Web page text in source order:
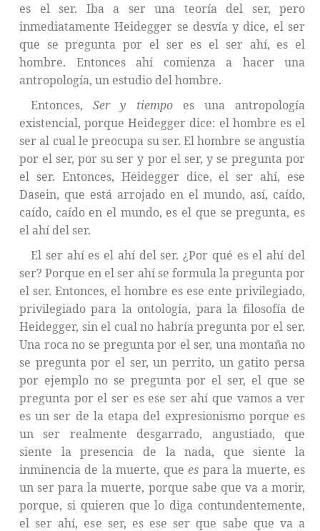
es el ser. Iba a ser una teoría del ser, pero
inmediatamente Heidegger se desvía y dice, el ser
que se pregunta por el ser es el ser ahí, es el
hombre. Entonces ahí comienza a hacer una
antropología, un estudio del hombre.
Entonces,Ser y tiempoes una antropología
existencial, porque Heidegger dice: el hombre es el
ser al cual le preocupa su ser. El hombre se angustia
por el ser, por su ser y por el ser, y se pregunta por
el ser. Entonces, Heidegger dice, el ser ahí, ese
Dasein, que está arrojado en el mundo, así, caído,
caído, caído en el mundo, es el que se pregunta, es
el ahí del ser.
El ser ahí es el ahí del ser. ¿Por qué es el ahí del
ser? Porque en el ser ahí se formula la pregunta por
el ser. Entonces, el hombre es ese ente privilegiado,
privilegiado para la ontología, para la filosofía de
Heidegger, sin el cual no habría pregunta por el ser.
Una roca no se pregunta por el ser, una montaña no
se pregunta por el ser, un perrito, un gatito persa
por ejemplo no se pregunta por el ser, el que se
pregunta por el ser es ese ser ahí que vamos a ver
es un ser de la etapa del expresionismo porque es
un ser realmente desgarrado, angustiado, que
siente la presencia de la nada, que siente la
inminencia de la muerte, quees para la muerte, es
un ser para la muerte, porque sabe que va a morir,
porque, si quieren que lo diga contundentemente,
el ser ahí, ese ser, es ese ser que sabe que va a